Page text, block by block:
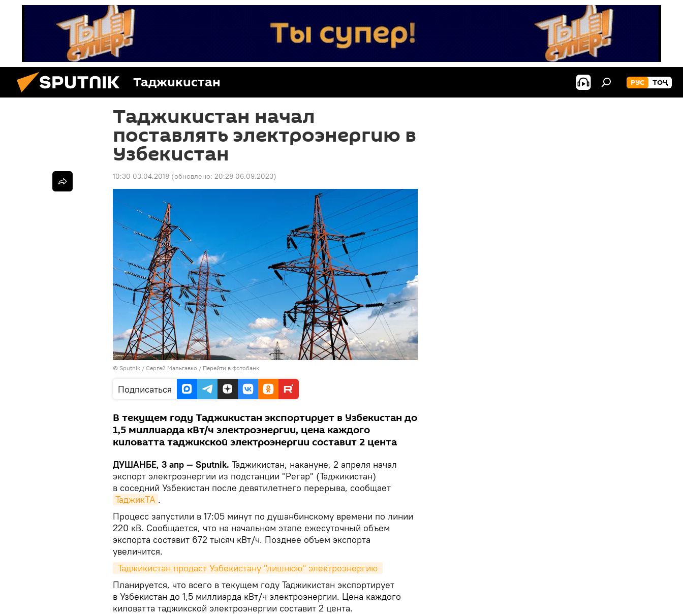
Таджикистан РУС ТОҶ
Таджикистан начал
поставлять электроэнергию в
Узбекистан
10:30 03.04.2018 (обновлено: 20:28 06.09.2023)
© Sputnik / Сергей Мальгавко / Перейти в фотобанк
Подписаться
В текущем году Таджикистан экспортирует в Узбекистан до
1,5 миллиарда кВт/ч электроэнергии, цена каждого
киловатта таджикской электроэнергии составит 2 цента
ДУШАНБЕ, 3 апр — Sputnik. Таджикистан, накануне, 2 апреля начал
экспорт электроэнергии из подстанции "Регар" (Таджикистан)
в соседний Узбекистан после девятилетнего перерыва, сообщает
ТаджикТА .
Процесс запустили в 17:05 минут по душанбинскому времени по линии
220 кВ. Сообщается, что на начальном этапе ежесуточный объем
экспорта составит 672 тысяч кВт/ч. Позднее объем экспорта
увеличится.
Таджикистан продаст Узбекистану "лишнюю" электроэнергию
Планируется, что всего в текущем году Таджикистан экспортирует
в Узбекистан до 1,5 миллиарда кВт/ч электроэнергии. Цена каждого
киловатта таджикской электроэнергии составит 2 цента.